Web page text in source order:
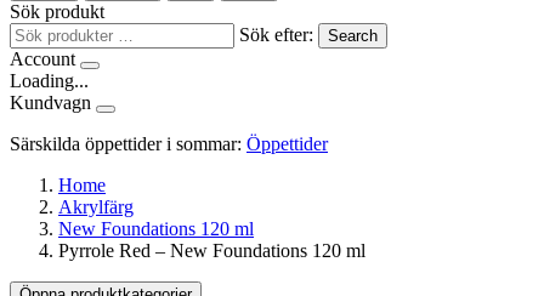
Sök produkt
Sök efter:
Search
Account
Loading...
Kundvagn
Särskilda öppettider i sommar: Öppettider
Home
Akrylfärg
New Foundations 120 ml
Pyrrole Red – New Foundations 120 ml